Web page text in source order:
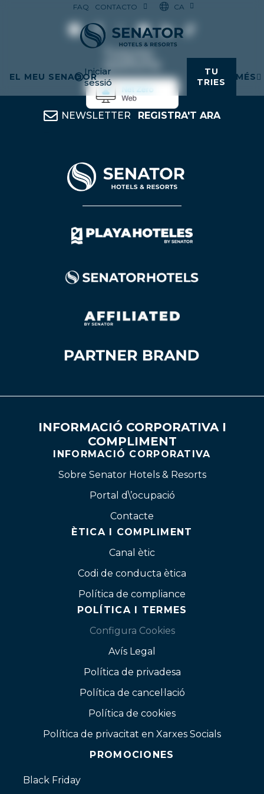
FAQ CONTACTO CA
EL MEU SENADORIniciar
sessió
TU
TRIES
MÉS
NEWSLETTER REGISTRA'T ARA
INFORMACIÓ CORPORATIVA I
COMPLIMENT
INFORMACIÓ CORPORATIVA
Sobre Senator Hotels & Resorts
Portal d\’ocupació
Contacte
ÈTICA I COMPLIMENT
Canal ètic
Codi de conducta ètica
Política de compliance
POLÍTICA I TERMES
Configura Cookies
Avís Legal
Política de privadesa
Política de cancel·lació
Política de cookies
Política de privacitat en Xarxes Socials
PROMOCIONES
Black Friday